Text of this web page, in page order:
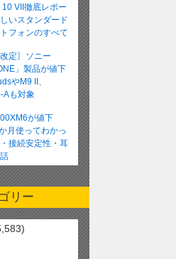
VII徹底レポー
いスタンダード
フォンのすべて
定〗ソニー
」製品が値下
やM9 II、
Aも対象
が値下
月使ってわかっ
接続安定性・耳
リー